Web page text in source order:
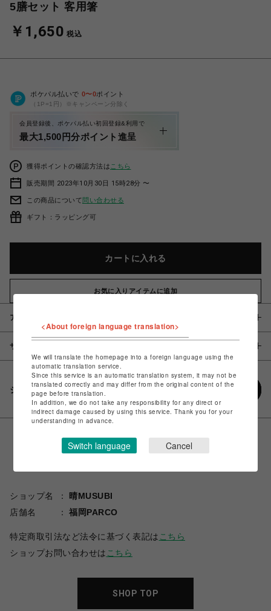
5膳セット 客用箸
￥1,650 税込
ポケパル払いで 0〜0ポイント
（1P=1円）※キャンペーン分除く
会員登録後、ポケパル払い初回登録&利用で
最大1,500円分ポイント進呈
獲得ポイントの確認方法は こちら
販売期間 2023年10月30日 15時28分 〜
この商品について問い合わせる
ギフト：ラッピング可
カートに入れる
お気に入りアイテムに追加
アイテム説明 / 素材
サイズ
シェアする
ショップ名
晴MUSUBI
店舗名
福岡PARCO
特定商取引法など法令に基づく表記は こちら
ショップお問い合わせは こちら
SHOP TOP
<About foreign language translation>
We will translate the homepage into a foreign language using the
automatic translation service.
Since this service is an automatic translation system, it may not be
translated correctly and may differ from the original content of the
page before translation.
In addition, we do not take any responsibility for any direct or
indirect damage caused by using this service. Thank you for your
understanding in advance.
Switch language Cancel